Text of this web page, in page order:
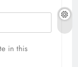
in this